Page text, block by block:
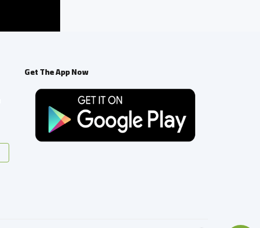
Get The App Now